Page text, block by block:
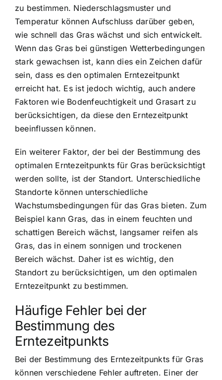
zu bestimmen. Niederschlagsmuster und
Temperatur können Aufschluss darüber geben,
wie schnell das Gras wächst und sich entwickelt.
Wenn das Gras bei günstigen Wetterbedingungen
stark gewachsen ist, kann dies ein Zeichen dafür
sein, dass es den optimalen Erntezeitpunkt
erreicht hat. Es ist jedoch wichtig, auch andere
Faktoren wie Bodenfeuchtigkeit und Grasart zu
berücksichtigen, da diese den Erntezeitpunkt
beeinflussen können.
Ein weiterer Faktor, der bei der Bestimmung des
optimalen Erntezeitpunkts für Gras berücksichtigt
werden sollte, ist der Standort. Unterschiedliche
Standorte können unterschiedliche
Wachstumsbedingungen für das Gras bieten. Zum
Beispiel kann Gras, das in einem feuchten und
schattigen Bereich wächst, langsamer reifen als
Gras, das in einem sonnigen und trockenen
Bereich wächst. Daher ist es wichtig, den
Standort zu berücksichtigen, um den optimalen
Erntezeitpunkt zu bestimmen.
Häufige Fehler bei der
Bestimmung des
Erntezeitpunkts
Bei der Bestimmung des Erntezeitpunkts für Gras
können verschiedene Fehler auftreten. Einer der